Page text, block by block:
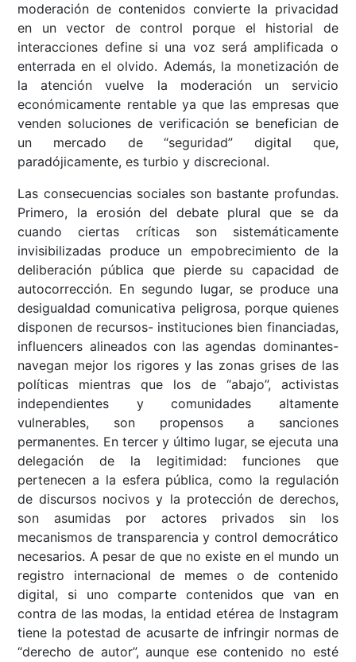
moderación de contenidos convierte la privacidad
en un vector de control porque el historial de
interacciones define si una voz será amplificada o
enterrada en el olvido. Además, la monetización de
la atención vuelve la moderación un servicio
económicamente rentable ya que las empresas que
venden soluciones de verificación se benefician de
un mercado de “seguridad” digital que,
paradójicamente, es turbio y discrecional.
Las consecuencias sociales son bastante profundas.
Primero, la erosión del debate plural que se da
cuando ciertas críticas son sistemáticamente
invisibilizadas produce un empobrecimiento de la
deliberación pública que pierde su capacidad de
autocorrección. En segundo lugar, se produce una
desigualdad comunicativa peligrosa, porque quienes
disponen de recursos- instituciones bien financiadas,
influencers alineados con las agendas dominantes-
navegan mejor los rigores y las zonas grises de las
políticas mientras que los de “abajo”, activistas
independientes y comunidades altamente
vulnerables, son propensos a sanciones
permanentes. En tercer y último lugar, se ejecuta una
delegación de la legitimidad: funciones que
pertenecen a la esfera pública, como la regulación
de discursos nocivos y la protección de derechos,
son asumidas por actores privados sin los
mecanismos de transparencia y control democrático
necesarios. A pesar de que no existe en el mundo un
registro internacional de memes o de contenido
digital, si uno comparte contenidos que van en
contra de las modas, la entidad etérea de Instagram
tiene la potestad de acusarte de infringir normas de
“derecho de autor”, aunque ese contenido no esté